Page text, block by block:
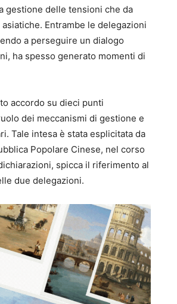
gestione delle tensioni che da
Entrambe le delegazioni
a perseguire un dialogo
ha spesso generato momenti di
accordo su dieci punti
dei meccanismi di gestione e
Tale intesa è stata esplicitata da
Popolare Cinese, nel corso
spicca il riferimento al
due delegazioni.